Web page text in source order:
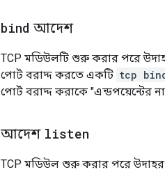
bind আদেশ
TCP মডিউলটি শুরু করার পরে
পোর্ট বরাদ্দ করতে একটি tcp
পোর্ট বরাদ্দ করাকে "এন্ডপয়েন্টের
আদেশ listen
TCP মডিউল শুরু করার পরে